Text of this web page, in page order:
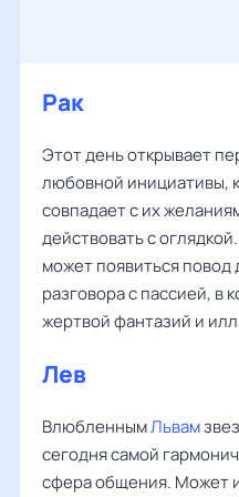
Рак
Этот день открывает
любовной инициативы,
совпадает с их
действовать с
может появиться повод
разговора с пассией, в
жертвой фантазий и
Лев
ВлюбленнымЛьвам
сегодня самой
сфера общения. Может